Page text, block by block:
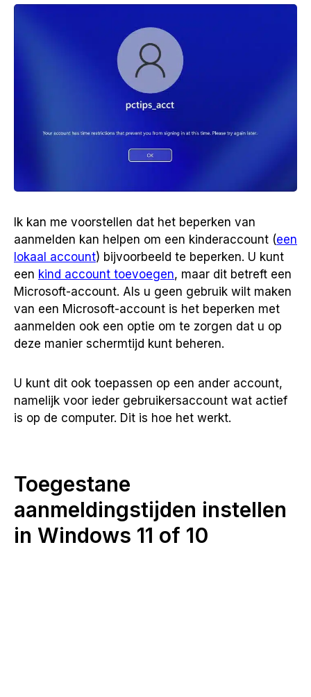
Ik kan me voorstellen dat het beperken van
aanmelden kan helpen om een kinderaccount (een
lokaal account) bijvoorbeeld te beperken. U kunt
een kind account toevoegen, maar dit betreft een
Microsoft-account. Als u geen gebruik wilt maken
van een Microsoft-account is het beperken met
aanmelden ook een optie om te zorgen dat u op
deze manier schermtijd kunt beheren.
U kunt dit ook toepassen op een ander account,
namelijk voor ieder gebruikersaccount wat actief
is op de computer. Dit is hoe het werkt.
Toegestane
aanmeldingstijden instellen
in Windows 11 of 10